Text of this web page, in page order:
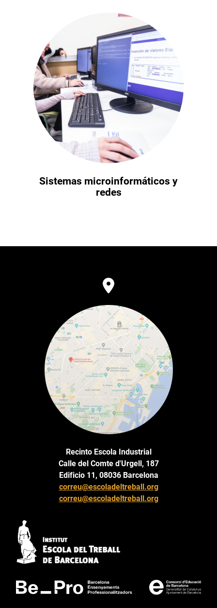
Sistemas microinformáticos y
redes
Recinto Escola Industrial
Calle del Comte d'Urgell, 187
Edificio 11, 08036 Barcelona
correu@escoladeltreball.org
correu@escoladeltreball.org